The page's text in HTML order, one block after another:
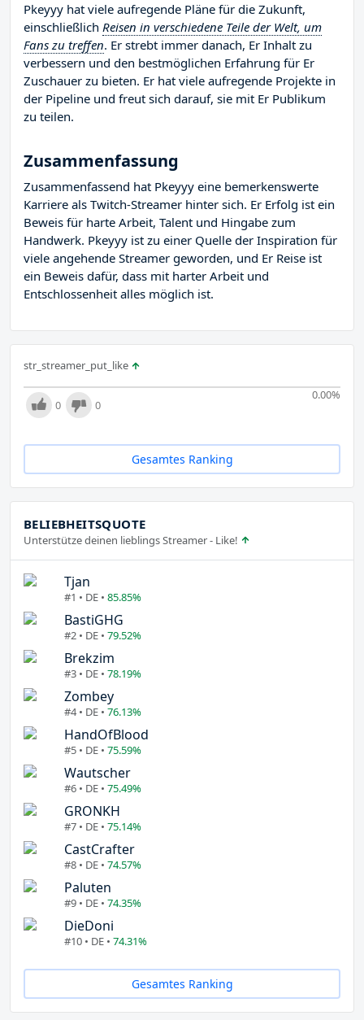
Pkeyyy hat viele aufregende Pläne für die Zukunft,
einschließlich Reisen in verschiedene Teile der Welt, um
Fans zu treffen. Er strebt immer danach, Er Inhalt zu
verbessern und den bestmöglichen Erfahrung für Er
Zuschauer zu bieten. Er hat viele aufregende Projekte in
der Pipeline und freut sich darauf, sie mit Er Publikum
zu teilen.
Zusammenfassung
Zusammenfassend hat Pkeyyy eine bemerkenswerte
Karriere als Twitch-Streamer hinter sich. Er Erfolg ist ein
Beweis für harte Arbeit, Talent und Hingabe zum
Handwerk. Pkeyyy ist zu einer Quelle der Inspiration für
viele angehende Streamer geworden, und Er Reise ist
ein Beweis dafür, dass mit harter Arbeit und
Entschlossenheit alles möglich ist.
str_streamer_put_like
0.00%
0 0
Gesamtes Ranking
BELIEBHEITSQUOTE
Unterstütze deinen lieblings Streamer - Like!
Tjan
#1 • DE • 85.85%
BastiGHG
#2 • DE • 79.52%
Brekzim
#3 • DE • 78.19%
Zombey
#4 • DE • 76.13%
HandOfBlood
#5 • DE • 75.59%
Wautscher
#6 • DE • 75.49%
GRONKH
#7 • DE • 75.14%
CastCrafter
#8 • DE • 74.57%
Paluten
#9 • DE • 74.35%
DieDoni
#10 • DE • 74.31%
Gesamtes Ranking